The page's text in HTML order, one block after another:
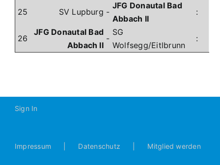
25 SV Lupburg -
JFG Donautal Bad
Abbach II
:
26
JFG Donautal Bad
Abbach II
-
SG
Wolfsegg/Eitlbrunn
:
Sign In
Impressum Datenschutz Mitglied werden